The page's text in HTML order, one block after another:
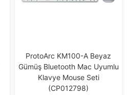
ProtoArc KM100-A Beyaz
Gümüş Bluetooth Mac Uyumlu
Klavye Mouse Seti
(CP012798)